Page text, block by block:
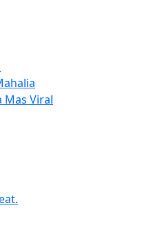
Mas Viral